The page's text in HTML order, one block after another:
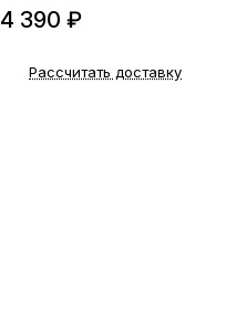
4 390 ₽
Рассчитать доставку